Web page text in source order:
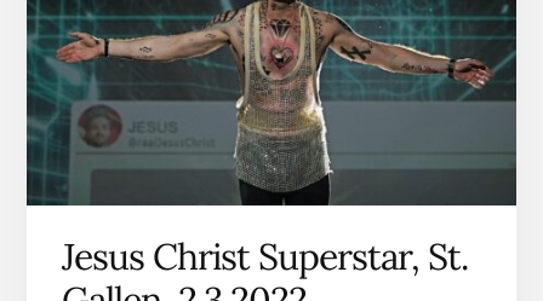
Jesus Christ Superstar, St.